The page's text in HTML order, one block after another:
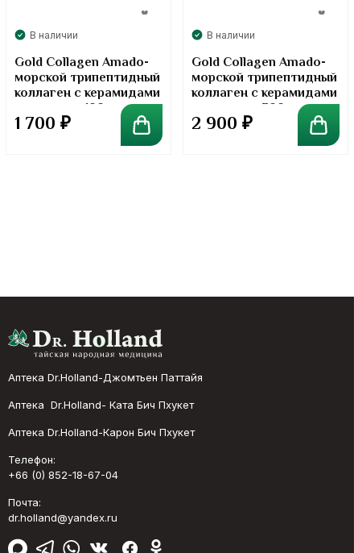
В наличии
Gold Collagen Amado-
морской трипептидный
коллаген с керамидами
в порошке. 100 грамм
1 700 ₽
В наличии
Gold Collagen Amado-
морской трипептидный
коллаген с керамидами
в порошке. 300 грамм
2 900 ₽
Аптека Dr.Holland-Джомтьен Паттайя
Аптека Dr.Holland- Ката Бич Пхукет
Аптека Dr.Holland-Карон Бич Пхукет
Телефон:
+66 (0) 852-18-67-04
Почта:
dr.holland@yandex.ru